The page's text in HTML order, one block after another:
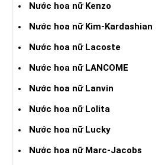
Nước hoa nữ Kenzo
Nước hoa nữ Kim-Kardashian
Nước hoa nữ Lacoste
Nước hoa nữ LANCOME
Nước hoa nữ Lanvin
Nước hoa nữ Lolita
Nước hoa nữ Lucky
Nước hoa nữ Marc-Jacobs